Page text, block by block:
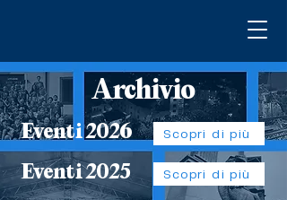
Archivio
Eventi 2026 Scopri di più
Eventi 2025 Scopri di più